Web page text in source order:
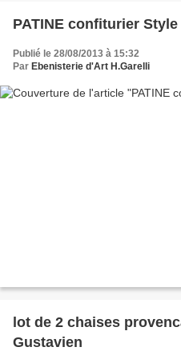
PATINE confiturier
Publié le 28/08/2013 à 15:32
Par Ebenisterie d'Art H.Garelli
lot de 2 chaises
Gustavien